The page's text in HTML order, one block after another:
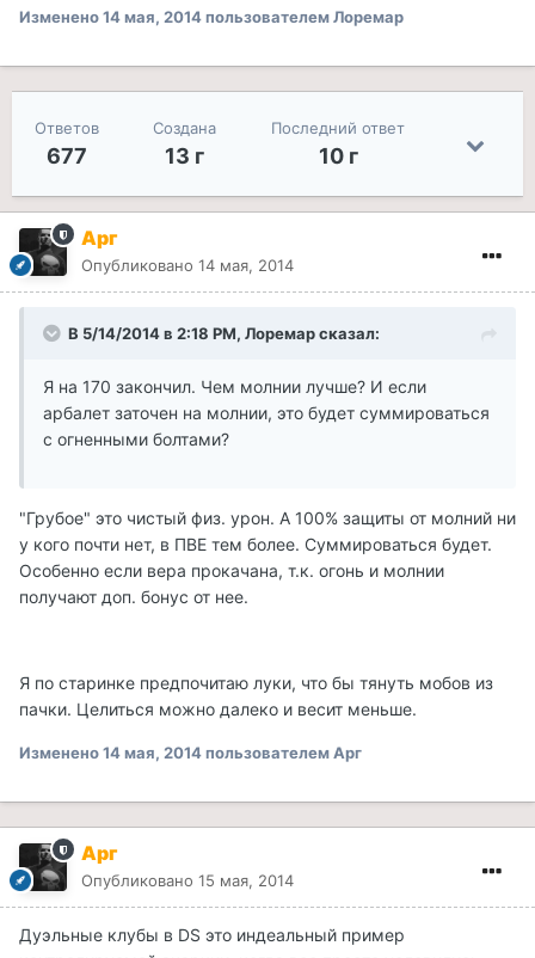
Изменено14 мая, 2014пользователем Лоремар
Ответов
677
Создана
13 г
Последний ответ
10 г
Арг
Опубликовано 14 мая, 2014
В 5/14/2014 в 2:18 PM, Лоремар сказал:
Я на 170 закончил. Чем молнии лучше? И если
арбалет заточен на молнии, это будет суммироваться
с огненными болтами?
"Грубое" это чистый физ. урон. А 100% защиты от молний ни
у кого почти нет, в ПВЕ тем более. Суммироваться будет.
Особенно если вера прокачана, т.к. огонь и молнии
получают доп. бонус от нее.
Я по старинке предпочитаю луки, что бы тянуть мобов из
пачки. Целиться можно далеко и весит меньше.
Изменено14 мая, 2014пользователем Арг
Арг
Опубликовано 15 мая, 2014
Дуэльные клубы в DS это индеальный пример